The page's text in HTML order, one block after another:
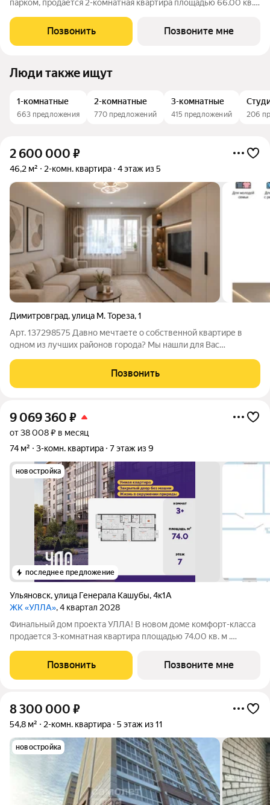
парком, продается 2-комнатная квартира площадью 66.00 кв.
Ультраград от федерального девелопера «Железно».
Ультраград ультра счастливый жилой
Позвонить Позвоните мне
Люди также ищут
1-комнатные
663 предложения
2-комнатные
770 предложений
3-комнатные
415 предложений 206
2 600 000 ₽
46,2 м² 2-комн. квартира 4 этаж из 5
Димитровград,улица М. Тореза,1
Арт. 137298575 Давно мечтаете о собственной квартире в
одном из лучших районов города? Мы нашли для Вас
НИЖЕ ОДНОКОМНАТНОЙ в самом динамично
развивающемся Соцгороде. Общая площадь 46,2 м на улице М.
Позвонить
9 069 360 ₽
от 38 008 ₽ в месяц
74 м²
3-комн. квартира 7 этаж из 9
новостройка
последнее предложение
Ульяновск,улица Генерала Кашубы,4к1А
ЖК «УЛЛА», 4 квартал 2028
Финальный дом проекта УЛЛА! В новом доме комфорт-класса
продается 3-комнатная квартира площадью 74.00 кв. м .
федерального застройщика «Железно». Транспортная
доступность и окружение - 2
Позвонить Позвоните мне
8 300 000 ₽
54,8 м² 2-комн. квартира 5 этаж из 11
новостройка